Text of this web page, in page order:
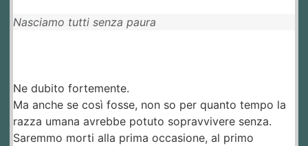
Nasciamo tutti senza paura
Ne dubito fortemente.
Ma anche se così fosse, non so per quanto tempo la
razza umana avrebbe potuto sopravvivere senza.
Saremmo morti alla prima occasione, al primo